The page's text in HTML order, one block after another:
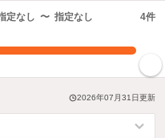
定なし 〜 指定なし 4件
2026年07月31日更新